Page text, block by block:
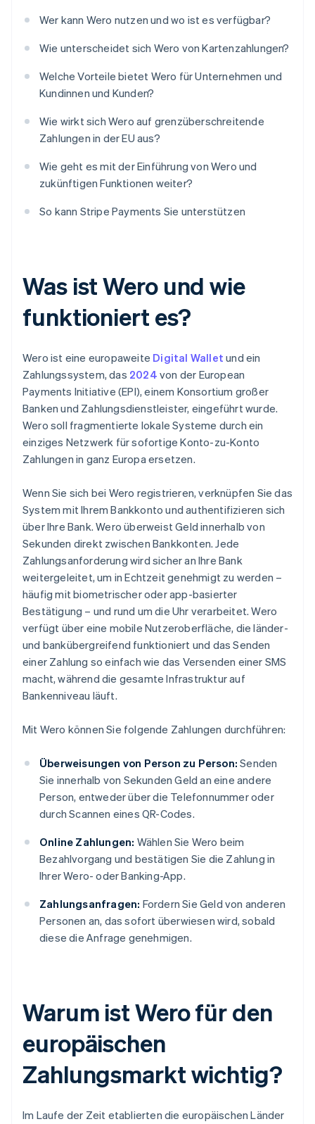
Wer kann Wero nutzen und wo ist es verfügbar?
Wie unterscheidet sich Wero von Kartenzahlungen?
Welche Vorteile bietet Wero für Unternehmen und
Kundinnen und Kunden?
Wie wirkt sich Wero auf grenzüberschreitende
Zahlungen in der EU aus?
Wie geht es mit der Einführung von Wero und
zukünftigen Funktionen weiter?
So kann Stripe Payments Sie unterstützen
Was ist Wero und wie
funktioniert es?
Wero ist eine europaweite Digital Wallet und ein
Zahlungssystem, das 2024 von der European
Payments Initiative (EPI), einem Konsortium großer
Banken und Zahlungsdienstleister, eingeführt wurde.
Wero soll fragmentierte lokale Systeme durch ein
einziges Netzwerk für sofortige Konto-zu-Konto
Zahlungen in ganz Europa ersetzen.
Wenn Sie sich bei Wero registrieren, verknüpfen Sie das
System mit Ihrem Bankkonto und authentifizieren sich
über Ihre Bank. Wero überweist Geld innerhalb von
Sekunden direkt zwischen Bankkonten. Jede
Zahlungsanforderung wird sicher an Ihre Bank
weitergeleitet, um in Echtzeit genehmigt zu werden –
häufig mit biometrischer oder app-basierter
Bestätigung – und rund um die Uhr verarbeitet. Wero
verfügt über eine mobile Nutzeroberfläche, die länder-
und bankübergreifend funktioniert und das Senden
einer Zahlung so einfach wie das Versenden einer SMS
macht, während die gesamte Infrastruktur auf
Bankenniveau läuft.
Mit Wero können Sie folgende Zahlungen durchführen:
Überweisungen von Person zu Person: Senden
Sie innerhalb von Sekunden Geld an eine andere
Person, entweder über die Telefonnummer oder
durch Scannen eines QR-Codes.
Online Zahlungen: Wählen Sie Wero beim
Bezahlvorgang und bestätigen Sie die Zahlung in
Ihrer Wero- oder Banking-App.
Zahlungsanfragen: Fordern Sie Geld von anderen
Personen an, das sofort überwiesen wird, sobald
diese die Anfrage genehmigen.
Warum ist Wero für den
europäischen
Zahlungsmarkt wichtig?
Im Laufe der Zeit etablierten die europäischen Länder